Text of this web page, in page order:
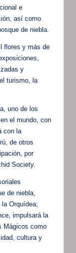
e
así como
de niebla.
flores y más de
y
turismo, la
uno de los
el mundo, con
con la
de otros
por
Society.
de niebla,
Orquídea;
impulsará la
Mágicos como
cultura y